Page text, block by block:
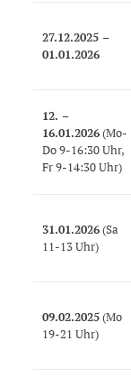
27.12.2025 –
01.01.2026
12. –
16.01.2026(Mo-
Do 9-16:30 Uhr,
Fr 9-14:30 Uhr)
31.01.2026(Sa
11-13 Uhr)
09.02.2025(Mo
19-21 Uhr)